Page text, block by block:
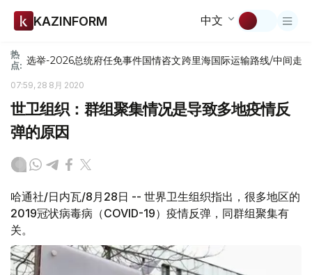
KAZINFORM 中文
热
点: 选举-2026总统府任免事件国情咨文跨里海国际运输路线/中间走廊
07:59, 28 8月 2020
世卫组织：群组聚集情况是导致多地疫情反
弹的原因
哈通社/日内瓦/8月28日 -- 世界卫生组织指出，很多地区的
2019冠状病毒病（COVID-19）疫情反弹，同群组聚集有
关。